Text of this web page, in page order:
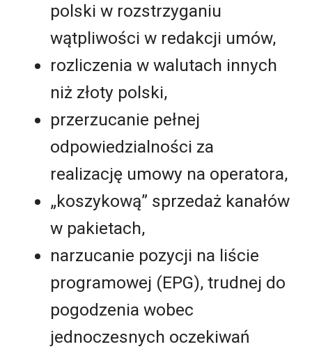
polski w rozstrzyganiu
wątpliwości w redakcji umów,
rozliczenia w walutach innych
niż złoty polski,
przerzucanie pełnej
odpowiedzialności za
realizację umowy na operatora,
„koszykową” sprzedaż kanałów
w pakietach,
narzucanie pozycji na liście
programowej (EPG), trudnej do
pogodzenia wobec
jednoczesnych oczekiwań